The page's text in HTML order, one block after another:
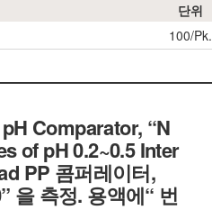
단위
100/Pk.
Comparator, “N
of pH 0.2~0.5 Inter
PP 콤퍼레이터,
을 측정. 용액에“ 번